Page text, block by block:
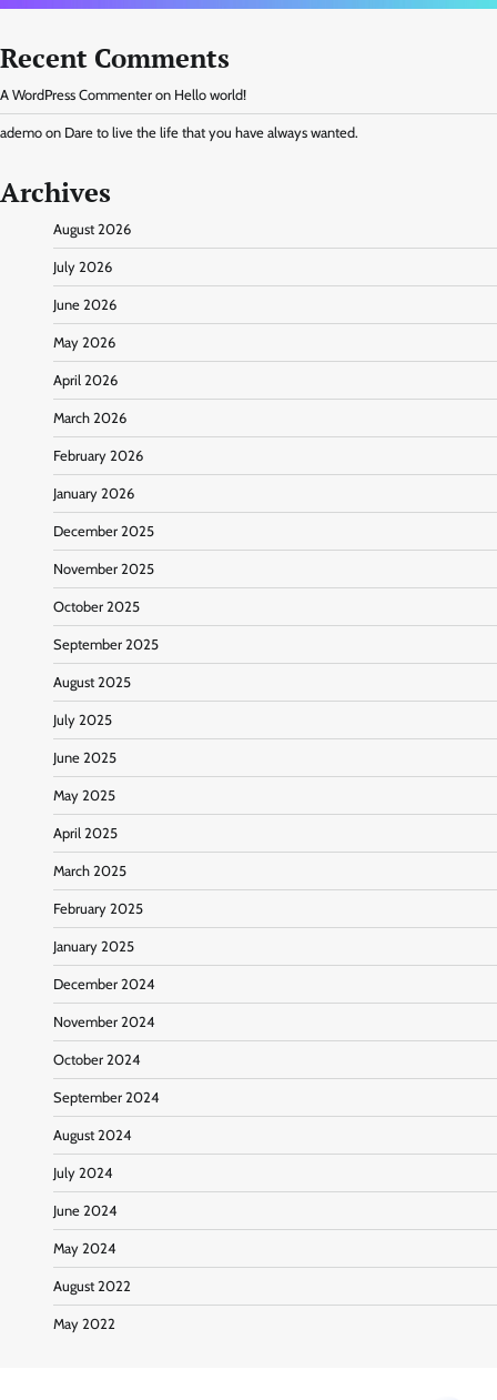
Recent Comments
A WordPress Commenter on Hello world!
ademo on Dare to live the life that you have always wanted.
Archives
August 2026
July 2026
June 2026
May 2026
April 2026
March 2026
February 2026
January 2026
December 2025
November 2025
October 2025
September 2025
August 2025
July 2025
June 2025
May 2025
April 2025
March 2025
February 2025
January 2025
December 2024
November 2024
October 2024
September 2024
August 2024
July 2024
June 2024
May 2024
August 2022
May 2022